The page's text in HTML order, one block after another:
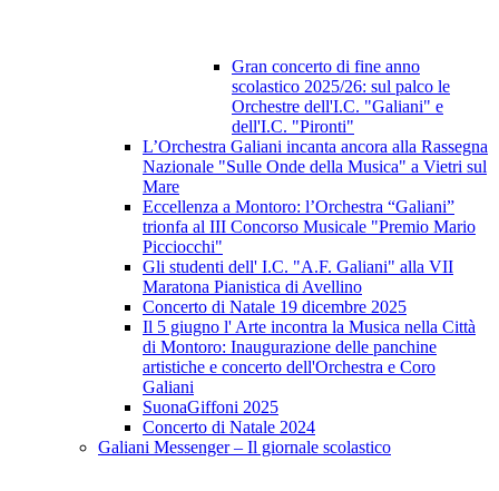
Gran concerto di fine anno
scolastico 2025/26: sul palco le
Orchestre dell'I.C. "Galiani" e
dell'I.C. "Pironti"
L’Orchestra Galiani incanta ancora alla Rassegna
Nazionale "Sulle Onde della Musica" a Vietri sul
Mare
Eccellenza a Montoro: l’Orchestra “Galiani”
trionfa al III Concorso Musicale "Premio Mario
Picciocchi"
Gli studenti dell' I.C. "A.F. Galiani" alla VII
Maratona Pianistica di Avellino
Concerto di Natale 19 dicembre 2025
Il 5 giugno l' Arte incontra la Musica nella Città
di Montoro: Inaugurazione delle panchine
artistiche e concerto dell'Orchestra e Coro
Galiani
SuonaGiffoni 2025
Concerto di Natale 2024
Galiani Messenger – Il giornale scolastico